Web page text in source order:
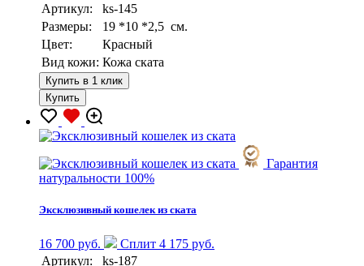
Артикул:
ks-145
Размеры:
19 *10 *2,5 см.
Цвет:
Красный
Вид кожи: Кожа ската
Купить в 1 клик
Купить
Гарантия
натуральности 100%
Эксклюзивный кошелек из ската
16 700 руб.
Сплит 4 175 руб.
Артикул:
ks-187